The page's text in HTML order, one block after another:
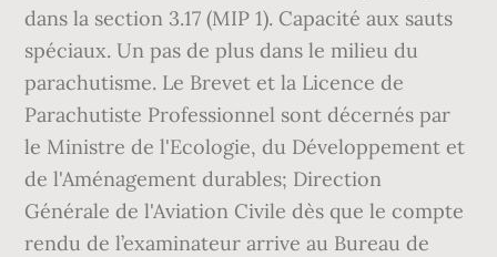
dans la section 3.17 (MIP 1). Capacité aux sauts
spéciaux. Un pas de plus dans le milieu du
parachutisme. Le Brevet et la Licence de
Parachutiste Professionnel sont décernés par
le Ministre de l'Ecologie, du Développement et
de l'Aménagement durables; Direction
Générale de l'Aviation Civile dès que le compte
rendu de l’examinateur arrive au Bureau de